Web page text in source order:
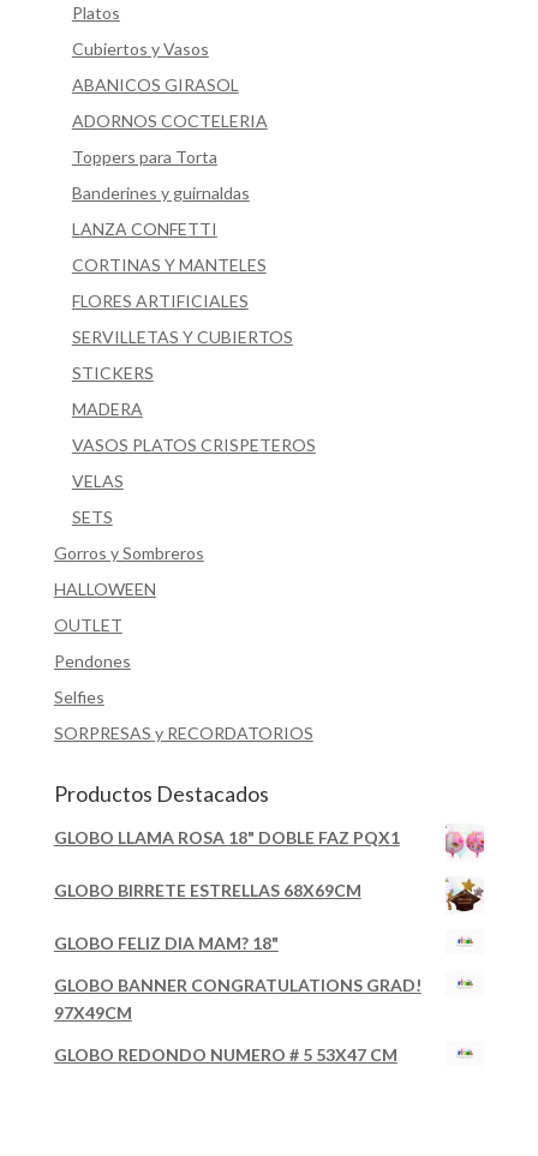
Platos
Cubiertos y Vasos
ABANICOS GIRASOL
ADORNOS COCTELERIA
Toppers para Torta
Banderines y guirnaldas
LANZA CONFETTI
CORTINAS Y MANTELES
FLORES ARTIFICIALES
SERVILLETAS Y CUBIERTOS
STICKERS
MADERA
VASOS PLATOS CRISPETEROS
VELAS
SETS
Gorros y Sombreros
HALLOWEEN
OUTLET
Pendones
Selfies
SORPRESAS y RECORDATORIOS
Productos Destacados
GLOBO LLAMA ROSA 18" DOBLE FAZ PQX1
GLOBO BIRRETE ESTRELLAS 68X69CM
GLOBO FELIZ DIA MAM? 18"
GLOBO BANNER CONGRATULATIONS GRAD!
97X49CM
GLOBO REDONDO NUMERO # 5 53X47 CM